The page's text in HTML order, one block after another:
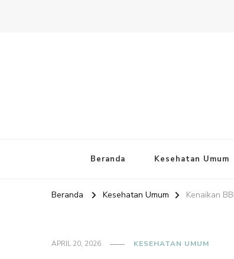
Beranda Kesehatan Umum
Beranda Kesehatan Umum Kenaikan
APRIL 20, 2026 KESEHATAN UMUM